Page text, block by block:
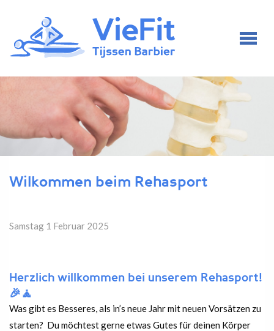
Wilkommen beim Rehasport
Samstag 1 Februar 2025
Herzlich willkommen bei unserem Rehasport!
🎉🧘
Was gibt es Besseres, als in’s neue Jahr mit neuen Vorsätzen zu
starten? Du möchtest gerne etwas Gutes für deinen Körper